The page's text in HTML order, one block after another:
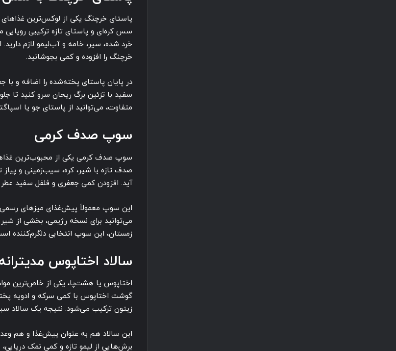
پاستای خرچنگ یکی از لوکس‌ترین
سس کره‌ای و پاستای تازه ترکیبی رویایی
خرد شده، سیر، خامه و آب‌لیمو لازم
خرچنگ را افزوده و کمی بجوشانید.
در پایان پاستای پخته‌شده را اضافه و با
متفاوت، می‌توانید از پاستای جو یا
سوپ صدف کرمی
سوپ صدف کرمی یکی از محبوب‌ترین
صدف تازه با شیر، کره، سیب‌زمینی و
آید. افزودن کمی جعفری و فلفل سفید عطر
این سوپ معمولاً پیش‌غذای میزهای
می‌توانید برای نسخه رژیمی، بخشی از شیر
زمستان، این سوپ انتخابی دلگرم‌کننده
سالاد اختاپوس
اختاپوس یا هشت‌پا، یکی از خاص‌ترین
گوشت اختاپوس با کمی سرکه و ادویه
زیتون ترکیب می‌شود. نتیجه یک سالاد
این سالاد هم به عنوان پیش‌غذا و هم
برش‌هایی از لیمو تازه و کمی نمک